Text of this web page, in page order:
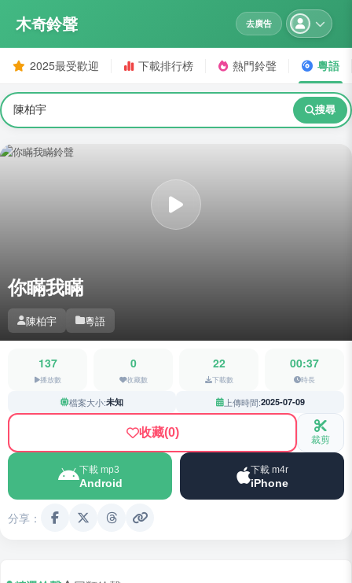
木奇鈴聲 去廣告
2025最受歡迎 下載排行榜 熱門鈴聲 粵語
搜尋
你瞞我瞞
陳柏宇 粵語
137
播放數
0
收藏數
22
下載數
00:37
時長
檔案大小:未知 上傳時間:2025-07-09
收藏(0) 裁剪
下載 mp3
Android
下載 m4r
iPhone
分享：